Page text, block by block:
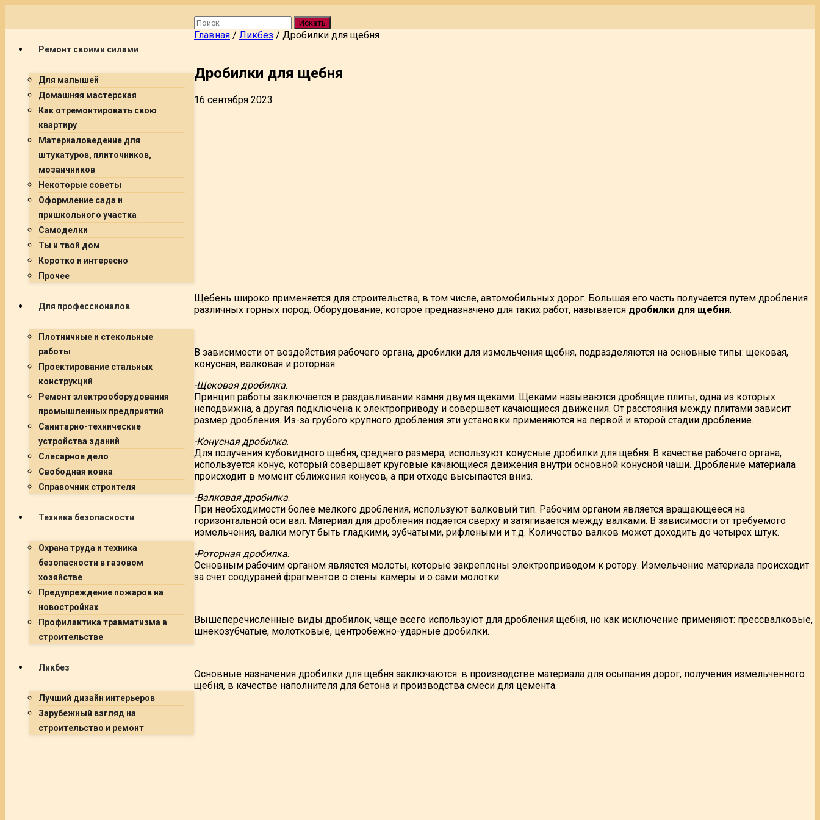
Ремонт своими силами
Для малышей
Домашняя мастерская
Как отремонтировать свою
квартиру
Материаловедение для
штукатуров, плиточников,
мозаичников
Некоторые советы
Оформление сада и
пришкольного участка
Самоделки
Ты и твой дом
Коротко и интересно
Прочее
Для профессионалов
Плотничные и стекольные
работы
Проектирование стальных
конструкций
Ремонт электрооборудования
промышленных предприятий
Санитарно-технические
устройства зданий
Слесарное дело
Свободная ковка
Справочник строителя
Техника безопасности
Охрана труда и техника
безопасности в газовом
хозяйстве
Предупреждение пожаров на
новостройках
Профилактика травматизма в
строительстве
Ликбез
Лучший дизайн интерьеров
Зарубежный взгляд на
строительство и ремонт
Искать
Главная / Ликбез / Дробилки для щебня
Дробилки для щебня
16 сентября 2023
Щебень широко применяется для строительства, в том числе, автомобильных дорог. Большая его часть получается путем дробления
различных горных пород. Оборудование, которое предназначено для таких работ, называется дробилки для щебня.
В зависимости от воздействия рабочего органа, дробилки для измельчения щебня, подразделяются на основные типы: щековая,
конусная, валковая и роторная.
-Щековая дробилка.
Принцип работы заключается в раздавливании камня двумя щеками. Щеками называются дробящие плиты, одна из которых
неподвижна, а другая подключена к электроприводу и совершает качающиеся движения. От расстояния между плитами зависит
размер дробления. Из-за грубого крупного дробления эти установки применяются на первой и второй стадии дробление.
-Конусная дробилка.
Для получения кубовидного щебня, среднего размера, используют конусные дробилки для щебня. В качестве рабочего органа,
используется конус, который совершает круговые качающиеся движения внутри основной конусной чаши. Дробление материала
происходит в момент сближения конусов, а при отходе высыпается вниз.
-Валковая дробилка.
При необходимости более мелкого дробления, используют валковый тип. Рабочим органом является вращающееся на
горизонтальной оси вал. Материал для дробления подается сверху и затягивается между валками. В зависимости от требуемого
измельчения, валки могут быть гладкими, зубчатыми, рифлеными и т.д. Количество валков может доходить до четырех штук.
-Роторная дробилка.
Основным рабочим органом является молоты, которые закреплены электроприводом к ротору. Измельчение материала происходит
за счет соодураней фрагментов о стены камеры и о сами молотки.
Вышеперечисленные виды дробилок, чаще всего используют для дробления щебня, но как исключение применяют: прессвалковые,
шнекозубчатые, молотковые, центробежно-ударные дробилки.
Основные назначения дробилки для щебня заключаются: в производстве материала для осыпания дорог, получения измельченного
щебня, в качестве наполнителя для бетона и производства смеси для цемента.